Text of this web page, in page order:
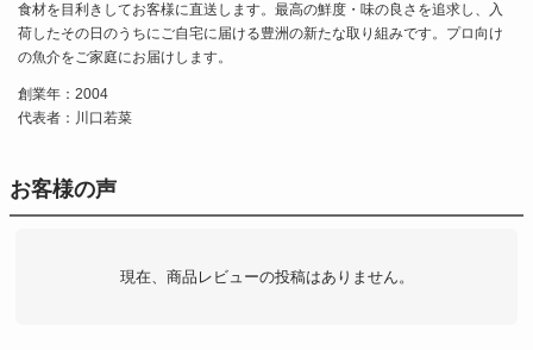
食材を目利きしてお客様に直送します。最高の鮮度・味の良さを追求し、入
荷したその日のうちにご自宅に届ける豊洲の新たな取り組みです。プロ向け
の魚介をご家庭にお届けします。
創業年：2004
代表者：川口若菜
お客様の声
現在、商品レビューの投稿はありません。